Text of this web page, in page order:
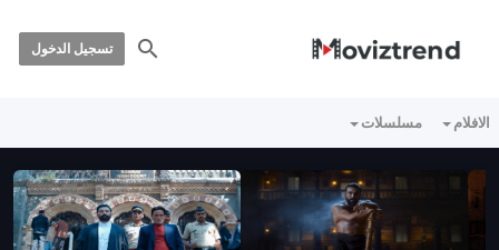
تسجيل الدخول
الافلام مسلسلات